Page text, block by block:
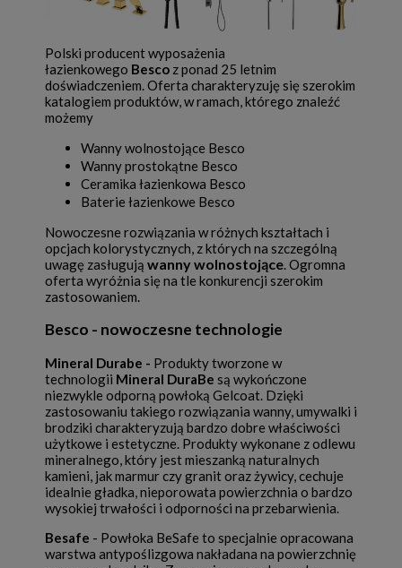
Polski producent wyposażenia
łazienkowego Besco z ponad 25 letnim
doświadczeniem. Oferta charakteryzuję się szerokim
katalogiem produktów, w ramach, którego znaleźć
możemy
Wanny wolnostojące Besco
Wanny prostokątne Besco
Ceramika łazienkowa Besco
Baterie łazienkowe Besco
Nowoczesne rozwiązania w różnych kształtach i
opcjach kolorystycznych, z których na szczególną
uwagę zasługują wanny wolnostojące. Ogromna
oferta wyróżnia się na tle konkurencji szerokim
zastosowaniem.
Besco - nowoczesne technologie
Mineral Durabe - Produkty tworzone w
technologii Mineral DuraBe są wykończone
niezwykle odporną powłoką Gelcoat. Dzięki
zastosowaniu takiego rozwiązania wanny, umywalki i
brodziki charakteryzują bardzo dobre właściwości
użytkowe i estetyczne. Produkty wykonane z odlewu
mineralnego, który jest mieszanką naturalnych
kamieni, jak marmur czy granit oraz żywicy, cechuje
idealnie gładka, nieporowata powierzchnia o bardzo
wysokiej trwałości i odporności na przebarwienia.
Besafe - Powłoka BeSafe to specjalnie opracowana
warstwa antypoślizgowa nakładana na powierzchnię